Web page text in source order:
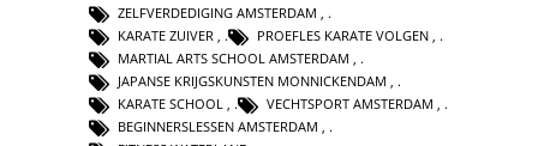
ZELFVERDEDIGING AMSTERDAM ,
KARATE ZUIVER , PROEFLES KARATE VOLGEN ,
MARTIAL ARTS SCHOOL AMSTERDAM ,
JAPANSE KRIJGSKUNSTEN MONNICKENDAM ,
KARATE SCHOOL , VECHTSPORT AMSTERDAM ,
BEGINNERSLESSEN AMSTERDAM ,